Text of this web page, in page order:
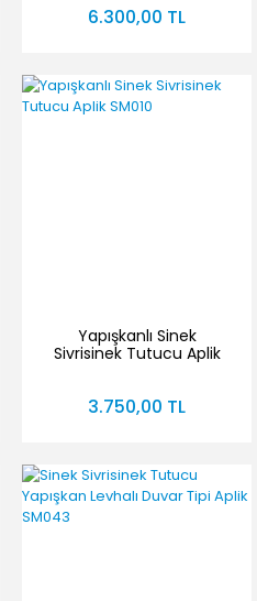
6.300,00 TL
Yapışkanlı Sinek
Sivrisinek Tutucu Aplik
3.750,00 TL